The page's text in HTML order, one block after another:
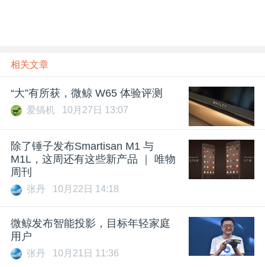
相关文章
“大”有所获，微鲸 W65 体验评测
爱搞机 10月27日 13:07
除了锤子发布Smartisan M1 与
M1L，这周还有这些新产品 ｜ 唯物
周刊
张丹 10月22日 14:18
微鲸发布智能投影，目标年轻家庭
用户
张丹 10月21日 11:36